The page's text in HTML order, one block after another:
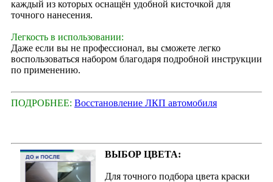
каждый из которых оснащён удобной кисточкой для
точного нанесения.
Легкость в использовании:
Даже если вы не профессионал, вы сможете легко
воспользоваться набором благодаря подробной инструкции
по применению.
ПОДРОБНЕЕ: Восстановление ЛКП автомобиля
ВЫБОР ЦВЕТА:
Для точного подбора цвета краски